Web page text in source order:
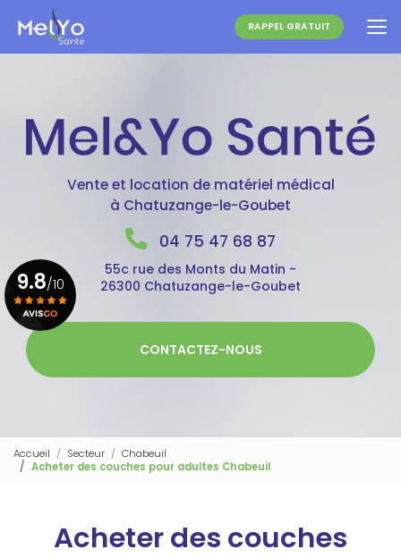
contenu
principal
RAPPEL GRATUIT
Vente et location de matériel médical
à Chatuzange-le-Goubet
04 75 47 68 87
55c rue des Monts du Matin -
26300 Chatuzange-le-Goubet
CONTACTEZ-NOUS
9.8/10
Voir le certificat
Accueil Secteur
Chabeuil
Acheter des couches pour adultes Chabeuil
Acheter des couches